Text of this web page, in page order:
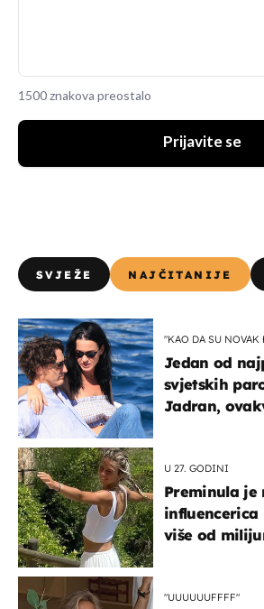
1500 znakova preostalo
Prijavite se
SVJEŽE NAJČITANIJE
"KAO DA SU
Jedan od
svjetskih
Jadran,
U 27. GODINI
Preminula je
više od
"UUUUUUFFFF"